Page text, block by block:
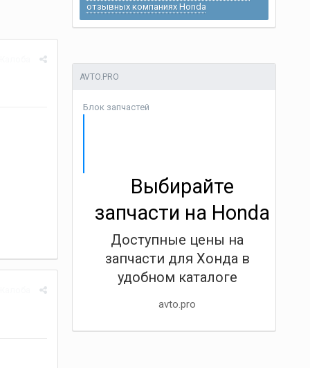
отзывных компаниях Honda
AVTO.PRO
Блок запчастей
Выбирайте
запчасти на Honda
Доступные цены на
запчасти для Хонда в
удобном каталоге
avto.pro